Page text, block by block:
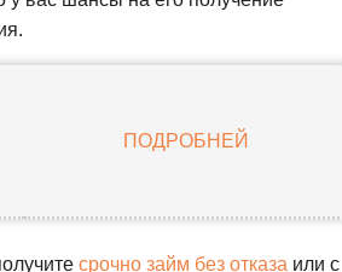
ПОДРОБНЕЙ
срочно займ без отказа или с